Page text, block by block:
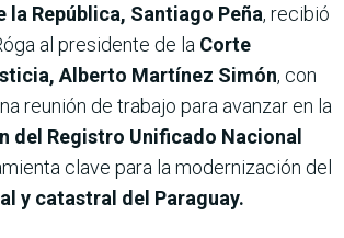
la República, Santiago Peña, recibió
al presidente de la Corte
Alberto Martínez Simón, con
reunión de trabajo para avanzar en la
del Registro Unificado Nacional
clave para la modernización del
y catastral del Paraguay.